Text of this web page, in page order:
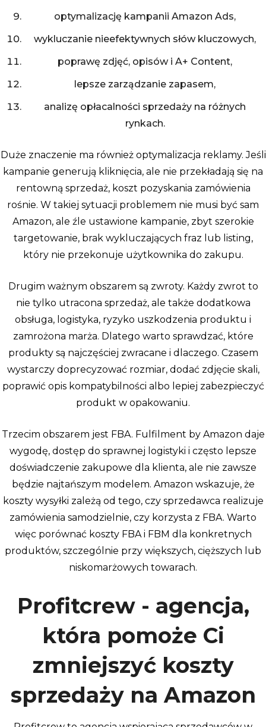
optymalizację kampanii Amazon Ads,
wykluczanie nieefektywnych słów kluczowych,
poprawę zdjęć, opisów i A+ Content,
lepsze zarządzanie zapasem,
analizę opłacalności sprzedaży na różnych
rynkach.
Duże znaczenie ma również optymalizacja reklamy. Jeśli
kampanie generują kliknięcia, ale nie przekładają się na
rentowną sprzedaż, koszt pozyskania zamówienia
rośnie. W takiej sytuacji problemem nie musi być sam
Amazon, ale źle ustawione kampanie, zbyt szerokie
targetowanie, brak wykluczających fraz lub listing,
który nie przekonuje użytkownika do zakupu.
Drugim ważnym obszarem są zwroty. Każdy zwrot to
nie tylko utracona sprzedaż, ale także dodatkowa
obsługa, logistyka, ryzyko uszkodzenia produktu i
zamrożona marża. Dlatego warto sprawdzać, które
produkty są najczęściej zwracane i dlaczego. Czasem
wystarczy doprecyzować rozmiar, dodać zdjęcie skali,
poprawić opis kompatybilności albo lepiej zabezpieczyć
produkt w opakowaniu.
Trzecim obszarem jest FBA. Fulfilment by Amazon daje
wygodę, dostęp do sprawnej logistyki i często lepsze
doświadczenie zakupowe dla klienta, ale nie zawsze
będzie najtańszym modelem. Amazon wskazuje, że
koszty wysyłki zależą od tego, czy sprzedawca realizuje
zamówienia samodzielnie, czy korzysta z FBA. Warto
więc porównać koszty FBA i FBM dla konkretnych
produktów, szczególnie przy większych, cięższych lub
niskomarżowych towarach.
Profitcrew - agencja,
która pomoże Ci
zmniejszyć koszty
sprzedaży na Amazon